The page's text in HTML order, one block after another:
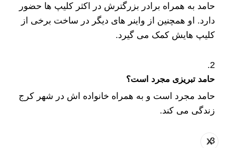
X
حامد به همراه برادر بزرگترش در اکثر کلیپ ها حضور
دارد. او همچنین از واینر های دیگر در ساخت برخی از
کلیپ هایش کمک می گیرد.
حامد تبریزی مجرد است؟
حامد مجرد است و به همراه خانواده اش در شهر کرج
زندگی می کند.